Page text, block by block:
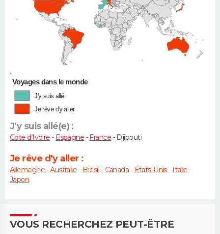
•
Voyages dans le monde
J'y suis allé
Je rêve d'y aller
J'y suis allé(e) :
Cote d'Ivoire - Espagne -France - Djibouti
Je rêve d'y aller :
Allemagne-Australie - Brésil - Canada - États-Unis- Italie -
Japon
VOUS RECHERCHEZ PEUT-ÊTRE